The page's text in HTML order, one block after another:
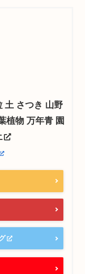
土 さつき 山野
植物 万年青 園